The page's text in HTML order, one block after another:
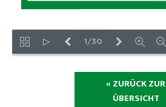
« ZURÜCK ZUR
ÜBERSICHT